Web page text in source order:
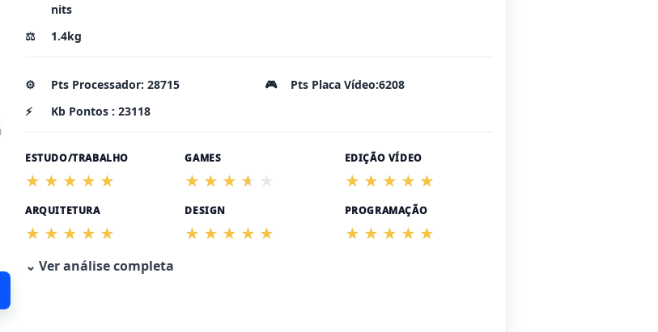
nits
⚖️ 1.4kg
⚙️ Pts Processador: 28715 🎮
Pts Placa Vídeo:6208
⚡
Kb Pontos : 23118
ESTUDO/TRABALHO GAMES EDIÇÃO VÍDEO
ARQUITETURA DESIGN PROGRAMAÇÃO
⌄ Ver análise completa